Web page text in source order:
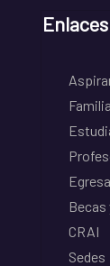
Familia
CRAI
Sedes